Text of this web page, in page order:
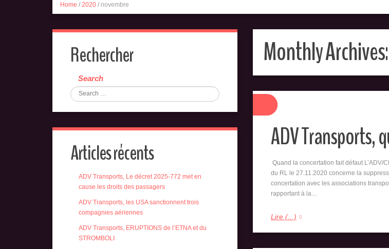
Home / 2020 / novembre
Monthly Archives:
ADV Transports,
Quand la concertation fait défaut
du RL le 27.11.2020 concerne la
concertation avec les associations
rapportant à la…
Lire (...)
Rechercher
Search
Articles récents
ADV Transports, Le décret 2025-772 met en
cause les droits des passagers
ADV Transports, les USA sanctionnent trois
compagnies aériennes
ADV Transports, ERUPTIONS de l’ETNA et du
STROMBOLI